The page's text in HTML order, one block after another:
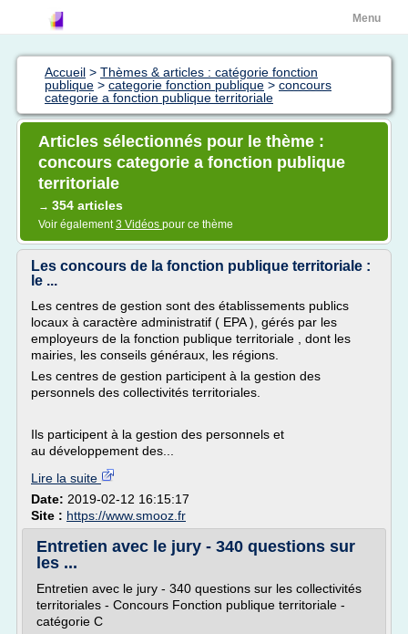
Menu
Accueil > Thèmes & articles : catégorie fonction
publique > categorie fonction publique > concours
categorie a fonction publique territoriale
Articles sélectionnés pour le thème :
concours categorie a fonction publique
territoriale
→ 354 articles
Voir également3 Vidéos pour ce thème
Les concours de la fonction publique territoriale :
le ...
Les centres de gestion sont des établissements publics
locaux à caractère administratif ( EPA ), gérés par les
employeurs de la fonction publique territoriale , dont les
mairies, les conseils généraux, les régions.
Les centres de gestion participent à la gestion des
personnels des collectivités territoriales.
Ils participent à la gestion des personnels et
au développement des...
Lire la suite
Date: 2019-02-12 16:15:17
Site : https://www.smooz.fr
Entretien avec le jury - 340 questions sur
les ...
Entretien avec le jury - 340 questions sur les collectivités
territoriales - Concours Fonction publique territoriale -
catégorie C